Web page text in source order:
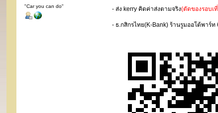
"Car you can do"
- ส่ง kerry คิดค่าส่งตามจริง(ตัดของรอบเ
- ธ.กสิกรไทย(K-Bank) ร้านรูมออโต้พาร์